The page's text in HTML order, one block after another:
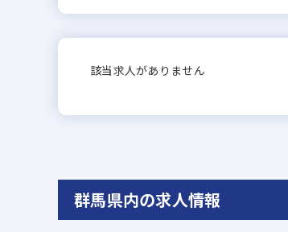
該当求人がありません
群馬県内の求人情報